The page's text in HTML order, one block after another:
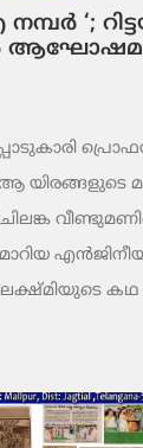
‘;
യിരങ്ങളുടെ
കഥ